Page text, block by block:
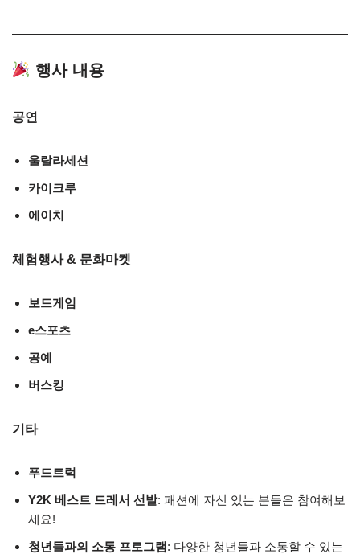
행사 내용
공연
울랄라세션
카이크루
에이치
체험행사 & 문화마켓
보드게임
e스포츠
공예
버스킹
기타
푸드트럭
Y2K 베스트 드레서 선발: 패션에 자신 있는 분들은 참여해보
세요!
청년들과의 소통 프로그램 : 다양한 청년들과 소통할 수 있는